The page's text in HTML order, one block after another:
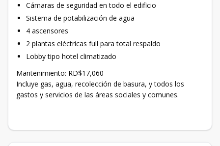
Cámaras de seguridad en todo el edificio
Sistema de potabilización de agua
4 ascensores
2 plantas eléctricas full para total respaldo
Lobby tipo hotel climatizado
Mantenimiento: RD$17,060
Incluye gas, agua, recolección de basura, y todos los
gastos y servicios de las áreas sociales y comunes.